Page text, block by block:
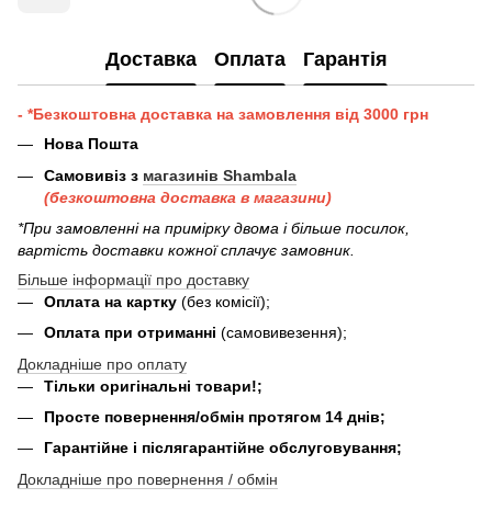
Доставка Оплата Гарантія
- *Безкоштовна доставка на замовлення від 3000 грн
Нова Пошта
Самовивіз з магазинів Shambala
(безкоштовна доставка в магазини)
*При замовленні на примірку двома і більше посилок,
вартість доставки кожної сплачує замовник.
Більше інформації про доставку
Оплата на картку (без комісії);
Оплата при отриманні (самовивезення);
Докладніше про оплату
Тільки оригінальні товари!;
Просте повернення/обмін протягом 14 днів;
Гарантійне і післягарантійне обслуговування;
Докладніше про повернення / обмін